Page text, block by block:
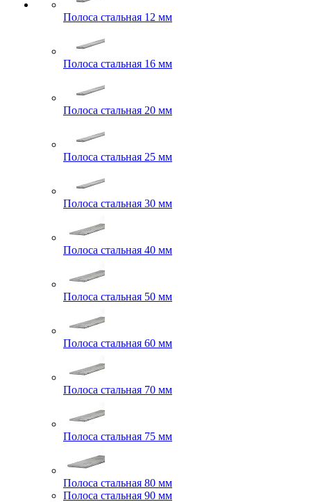
Полоса стальная 12 мм
Полоса стальная 16 мм
Полоса стальная 20 мм
Полоса стальная 25 мм
Полоса стальная 30 мм
Полоса стальная 40 мм
Полоса стальная 50 мм
Полоса стальная 60 мм
Полоса стальная 70 мм
Полоса стальная 75 мм
Полоса стальная 80 мм
Полоса стальная 90 мм